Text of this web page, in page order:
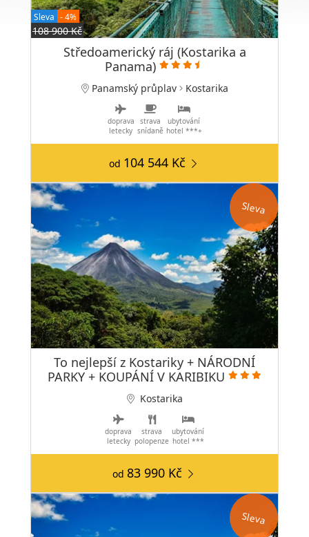
Sleva - 4%
108 900 Kč
Středoamerický ráj (Kostarika a
Panama)
Panamský průplav Kostarika
doprava
letecky
strava
snídaně
ubytování
hotel ***+
od 104 544 Kč
Sleva
To nejlepší z Kostariky + NÁRODNÍ
PARKY + KOUPÁNÍ V KARIBIKU
Kostarika
doprava
letecky
strava
polopenze
ubytování
hotel ***
od 83 990 Kč
Sleva